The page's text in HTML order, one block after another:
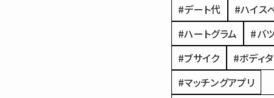
#デート代
#ハイス
#ハートグラム
#バ
#ブサイク
#ボディ
#マッチングアプリ